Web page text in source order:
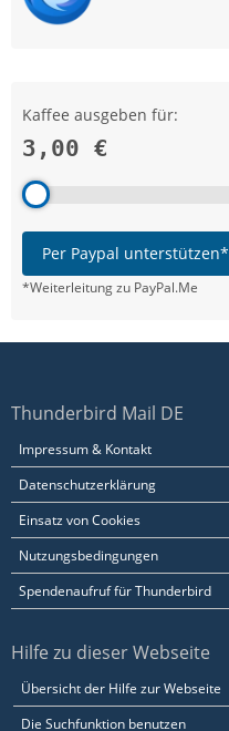
Kaffee ausgeben für:
3,00 €
Per Paypal unterstützen*
*Weiterleitung zu PayPal.Me
Thunderbird Mail DE
Impressum & Kontakt
Datenschutzerklärung
Einsatz von Cookies
Nutzungsbedingungen
Spendenaufruf für Thunderbird
Hilfe zu dieser Webseite
Übersicht der Hilfe zur Webseite
Die Suchfunktion benutzen